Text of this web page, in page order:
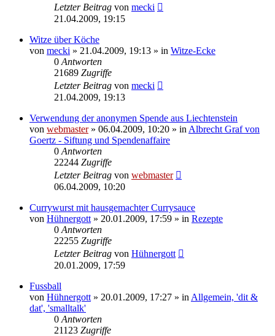
Letzter Beitrag von mecki
21.04.2009, 19:15
Witze über Köche
von mecki » 21.04.2009, 19:13 » in Witze-Ecke
0 Antworten
21689 Zugriffe
Letzter Beitrag von mecki
21.04.2009, 19:13
Verwendung der anonymen Spende aus Liechtenstein
von webmaster» 06.04.2009, 10:20 » in Albrecht Graf von
Goertz - Siftung und Spendenaffaire
0 Antworten
22244 Zugriffe
Letzter Beitrag von webmaster
06.04.2009, 10:20
Currywurst mit hausgemachter Currysauce
von Hühnergott » 20.01.2009, 17:59 » in Rezepte
0 Antworten
22255 Zugriffe
Letzter Beitrag von Hühnergott
20.01.2009, 17:59
Fussball
von Hühnergott » 20.01.2009, 17:27 » in Allgemein, 'dit &
dat', 'smalltalk'
0 Antworten
21123 Zugriffe